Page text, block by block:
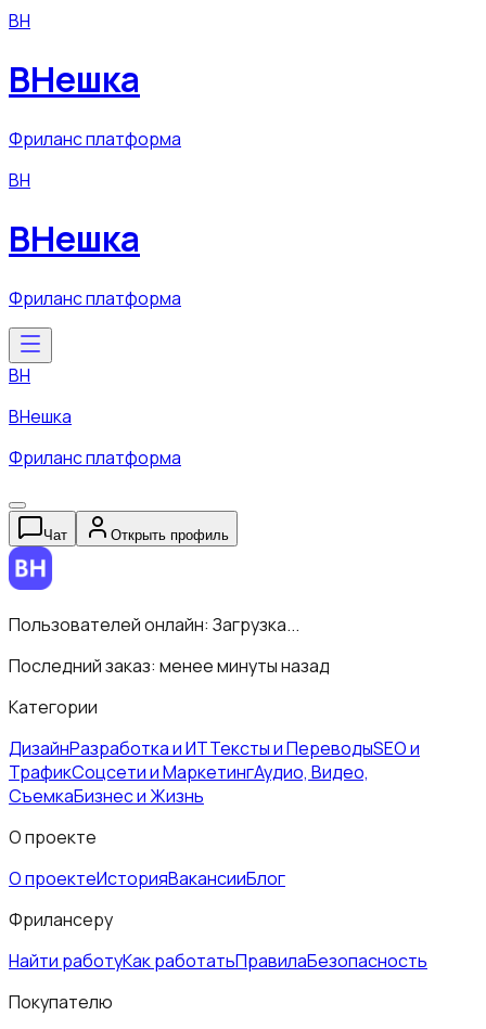
ВН
ВНешка
Фриланс платформа
ВН
ВНешка
Фриланс платформа
ВН
ВНешка
Фриланс платформа
Чат Открыть профиль
Пользователей онлайн: Загрузка...
Последний заказ: менее минуты назад
Категории
ДизайнРазработка и ИТТексты и ПереводыSEO и
ТрафикСоцсети и МаркетингАудио, Видео,
СъемкаБизнес и Жизнь
О проекте
О проектеИсторияВакансииБлог
Фрилансеру
Найти работуКак работатьПравилаБезопасность
Покупателю